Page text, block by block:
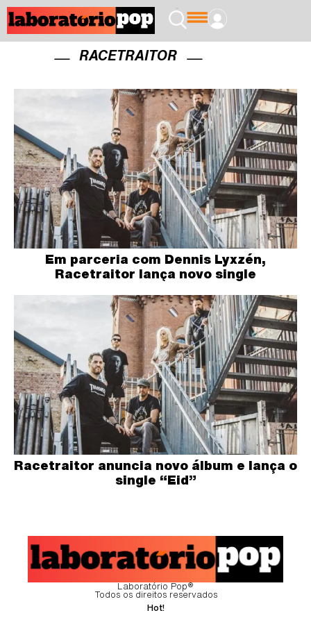
RACETRAITOR
Em parceria com Dennis Lyxzén,
Racetraitor lança novo single
Racetraitor anuncia novo álbum e lança o
single “Eid”
Laboratório Pop®
Todos os direitos reservados
Hot!